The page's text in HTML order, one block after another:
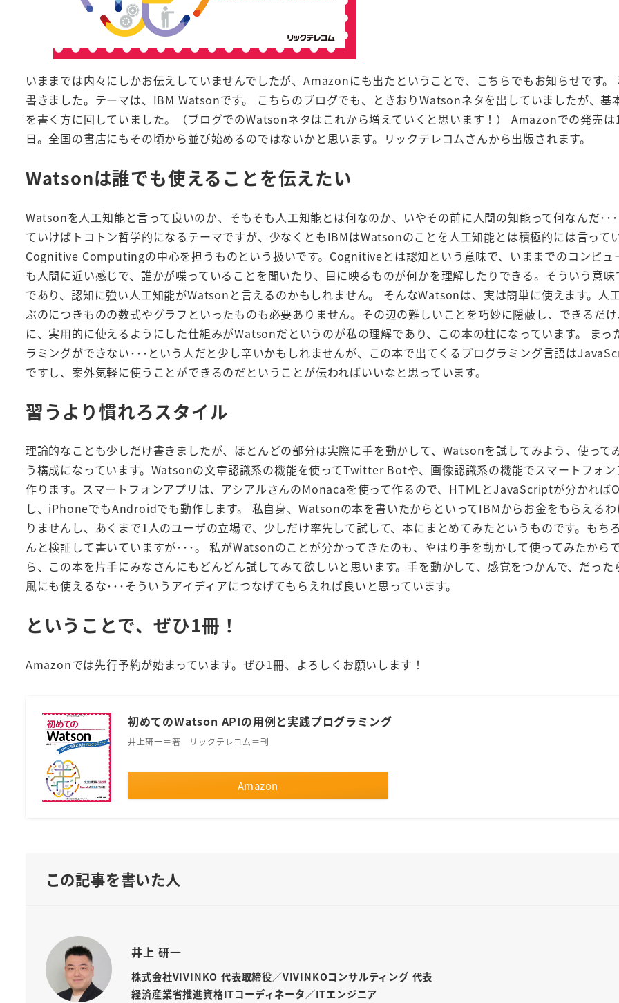
いままでは内々にしかお伝えしていませんでしたが、Amazonにも出たということで、こちらでもお知らせです。
書きました。テーマは、IBM Watsonです。 こちらのブログでも、ときおりWatsonネタを出していましたが、基
を書く方に回していました。（ブログでのWatsonネタはこれから増えていくと思います！） Amazonでの発売
日。全国の書店にもその頃から並び始めるのではないかと思います。リックテレコムさんから出版されます。
Watsonは誰でも使えることを伝えたい
Watsonを人工知能と言って良いのか、そもそも人工知能とは何なのか、いやその前に人間の知能って何なんだ･･
ていけばトコトン哲学的になるテーマですが、少なくともIBMはWatsonのことを人工知能とは積極的には言って
Cognitive Computingの中心を担うものという扱いです。Cognitiveとは認知という意味で、いままでのコンピュ
も人間に近い感じで、誰かが喋っていることを聞いたり、目に映るものが何かを理解したりできる。そういう意
であり、認知に強い人工知能がWatsonと言えるのかもしれません。 そんなWatsonは、実は簡単に使えます。人
ぶのにつきものの数式やグラフといったものも必要ありません。その辺の難しいことを巧妙に隠蔽し、できるだ
に、実用的に使えるようにした仕組みがWatsonだというのが私の理解であり、この本の柱になっています。 まっ
ラミングができない･･･という人だと少し辛いかもしれませんが、この本で出てくるプログラミング言語は
ですし、案外気軽に使うことができるのだということが伝わればいいなと思っています。
習うより慣れろスタイル
理論的なことも少しだけ書きましたが、ほとんどの部分は実際に手を動かして、Watsonを試してみよう、使って
う構成になっています。Watsonの文章認識系の機能を使ってTwitter Botや、画像認識系の機能でスマートフォ
作ります。スマートフォンアプリは、アシアルさんのMonacaを使って作るので、HTMLとJavaScriptが分かれば
し、iPhoneでもAndroidでも動作します。 私自身、Watsonの本を書いたからといってIBMからお金をもらえる
りませんし、あくまで1人のユーザの立場で、少しだけ率先して試して、本にまとめてみたというものです。もち
んと検証して書いていますが･･･。 私がWatsonのことが分かってきたのも、やはり手を動かして使ってみたから
ら、この本を片手にみなさんにもどんどん試してみて欲しいと思います。手を動かして、感覚をつかんで、だった
風にも使えるな･･･そういうアイディアにつなげてもらえれば良いと思っています。
ということで、ぜひ1冊！
Amazonでは先行予約が始まっています。ぜひ1冊、よろしくお願いします！
初めてのWatson APIの用例と実践プログラミング
井上研一＝著 リックテレコム＝刊
Amazon
この記事を書いた人
井上 研一
株式会社VIVINKO 代表取締役／VIVINKOコンサルティング 代表
経済産業省推進資格ITコーディネータ／ITエンジニア